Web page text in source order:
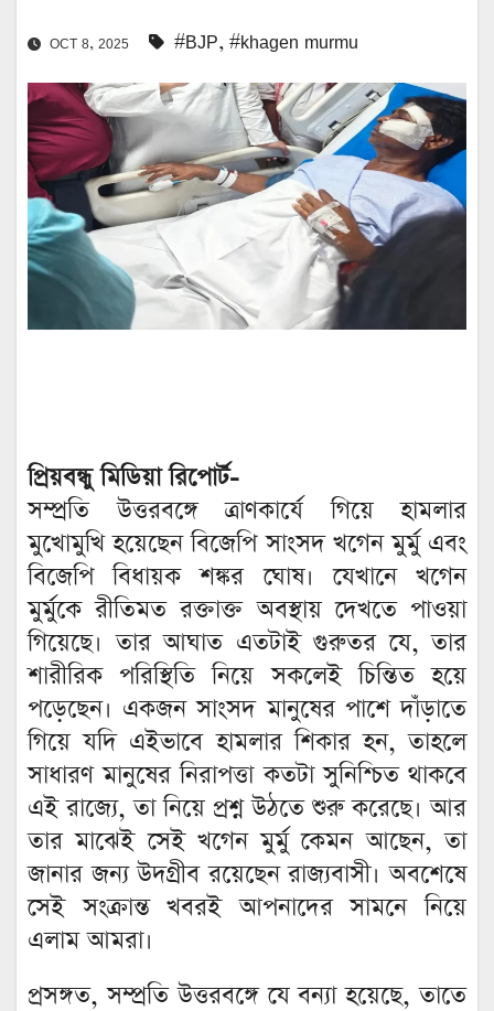
OCT 8, 2025 #BJP, #khagen murmu
প্রিয়বন্ধু মিডিয়া রিপোর্ট-
সম্প্রতি উত্তরবঙ্গে ত্রাণকার্যে গিয়ে হামলার
মুখোমুখি হয়েছেন বিজেপি সাংসদ খগেন মুর্মু এবং
বিজেপি বিধায়ক শঙ্কর ঘোষ। যেখানে খগেন
মুর্মুকে রীতিমত রক্তাক্ত অবস্থায় দেখতে পাওয়া
গিয়েছে। তার আঘাত এতটাই গুরুতর যে, তার
শারীরিক পরিস্থিতি নিয়ে সকলেই চিন্তিত হয়ে
পড়েছেন। একজন সাংসদ মানুষের পাশে দাঁড়াতে
গিয়ে যদি এইভাবে হামলার শিকার হন, তাহলে
সাধারণ মানুষের নিরাপত্তা কতটা সুনিশ্চিত থাকবে
এই রাজ্যে, তা নিয়ে প্রশ্ন উঠতে শুরু করেছে। আর
তার মাঝেই সেই খগেন মুর্মু কেমন আছেন, তা
জানার জন্য উদগ্রীব রয়েছেন রাজ্যবাসী‌। অবশেষে
সেই সংক্রান্ত খবরই আপনাদের সামনে নিয়ে
এলাম আমরা।
প্রসঙ্গত, সম্প্রতি উত্তরবঙ্গে যে বন্যা হয়েছে, তাতে